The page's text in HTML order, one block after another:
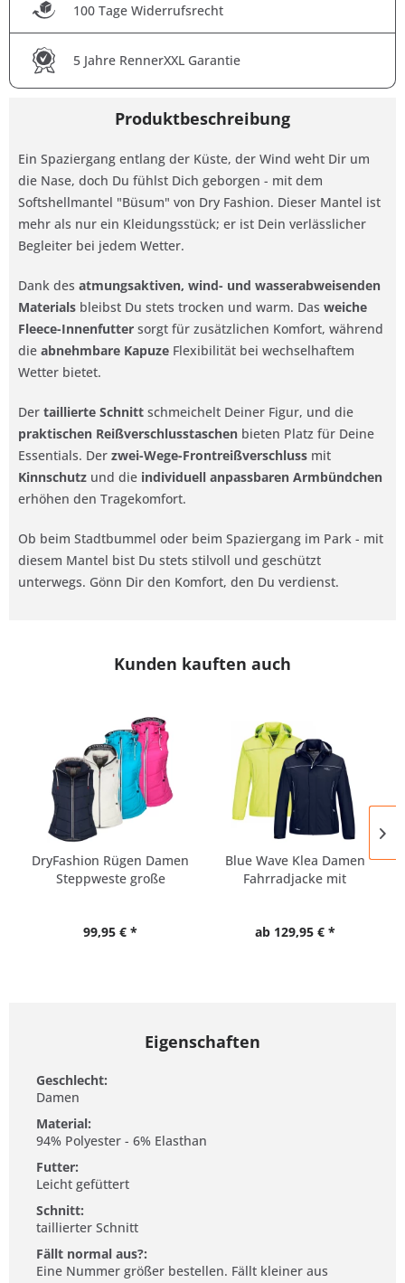
100 Tage Widerrufsrecht
5 Jahre RennerXXL Garantie
Produktbeschreibung
Ein Spaziergang entlang der Küste, der Wind weht Dir um
die Nase, doch Du fühlst Dich geborgen - mit dem
Softshellmantel "Büsum" von Dry Fashion. Dieser Mantel ist
mehr als nur ein Kleidungsstück; er ist Dein verlässlicher
Begleiter bei jedem Wetter.
Dank des atmungsaktiven, wind- und wasserabweisenden
Materials bleibst Du stets trocken und warm. Das weiche
Fleece-Innenfutter sorgt für zusätzlichen Komfort, während
die abnehmbare Kapuze Flexibilität bei wechselhaftem
Wetter bietet.
Der taillierte Schnitt schmeichelt Deiner Figur, und die
praktischen Reißverschlusstaschen bieten Platz für Deine
Essentials. Der zwei-Wege-Frontreißverschluss mit
Kinnschutz und die individuell anpassbaren Armbündchen
erhöhen den Tragekomfort.
Ob beim Stadtbummel oder beim Spaziergang im Park - mit
diesem Mantel bist Du stets stilvoll und geschützt
unterwegs. Gönn Dir den Komfort, den Du verdienst.
Kunden kauften auch
DryFashion Rügen Damen
Steppweste große
99,95 € *
Blue Wave Klea Damen
Fahrradjacke mit
ab 129,95 € *
Eigenschaften
Geschlecht:
Damen
Material:
94% Polyester - 6% Elasthan
Futter:
Leicht gefüttert
Schnitt:
taillierter Schnitt
Fällt normal aus?:
Eine Nummer größer bestellen. Fällt kleiner aus